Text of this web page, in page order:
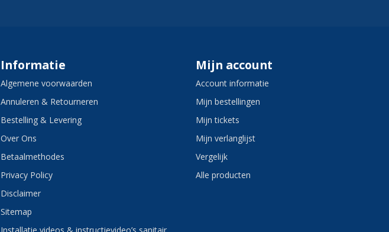
Informatie
Algemene voorwaarden
Annuleren & Retourneren
Bestelling & Levering
Over Ons
Betaalmethodes
Privacy Policy
Disclaimer
Sitemap
Mijn account
Account informatie
Mijn bestellingen
Mijn tickets
Mijn verlanglijst
Vergelijk
Alle producten